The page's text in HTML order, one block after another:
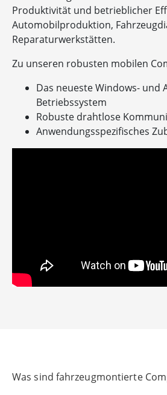
Produktivität und betrieblicher
Automobilproduktion,
Reparaturwerkstätten.
Zu unseren robusten mobilen
Das neueste Windows- und
Betriebssystem
Robuste drahtlose
Anwendungsspezifisches
Was sind fahrzeugmontierte